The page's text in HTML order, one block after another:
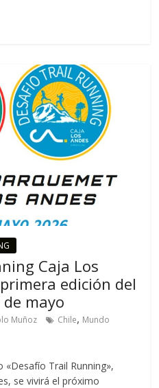
Caja Los
edición del
mayo
Muñoz Chile, Mundo
«Desafío Trail Running»,
se vivirá el próximo